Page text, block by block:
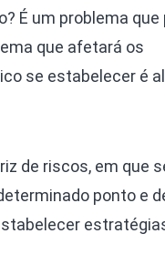
É um problema que
que afetará os
se estabelecer é
de riscos, em que
ponto e